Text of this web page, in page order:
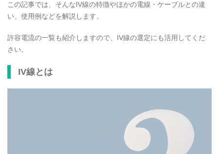
この記事では、そんなIV線の特徴やほかの電線・ケーブルとの違
い、使用例などを解説します。
許容電流の一覧も紹介しますので、IV線の選定にも活用してくだ
さい。
IV線とは